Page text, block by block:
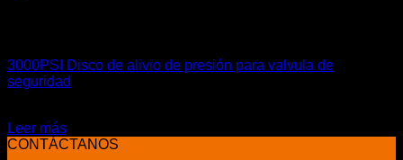
3000PSI Disco de alivio de presión para valvula de
seguridad
Leer más
CONTÁCTANOS